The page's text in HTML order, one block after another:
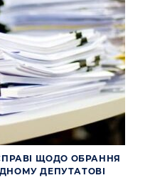
ЩОДО ОБРАННЯ
ДЕПУТАТОВІ